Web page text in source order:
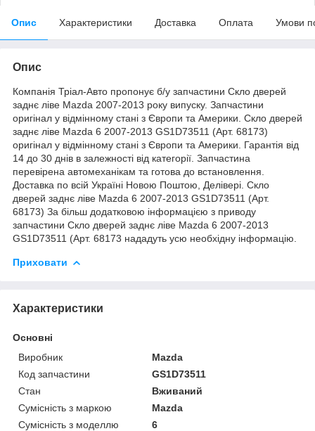
Опис Характеристики Доставка Оплата Умови
Опис
Компанія Тріал-Авто пропонує б/у запчастини Скло дверей
заднє ліве Mazda 2007-2013 року випуску. Запчастини
оригінал у відмінному стані з Європи та Америки. Скло дверей
заднє ліве Mazda 6 2007-2013 GS1D73511 (Арт. 68173)
оригінал у відмінному стані з Європи та Америки. Гарантія від
14 до 30 днів в залежності від категорії. Запчастина
перевірена автомеханікам та готова до встановлення.
Доставка по всій Україні Новою Поштою, Делівері. Скло
дверей заднє ліве Mazda 6 2007-2013 GS1D73511 (Арт.
68173) За більш додатковою інформацією з приводу
запчастини Скло дверей заднє ліве Mazda 6 2007-2013
GS1D73511 (Арт. 68173 нададуть усю необхідну інформацію.
Приховати
Характеристики
Основні
Виробник
Mazda
Код запчастини
GS1D73511
Стан
Вживаний
Сумісність з маркою
Mazda
Сумісність з моделлю
6